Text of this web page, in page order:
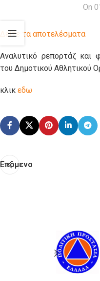
On
Δείτε τα αποτελέσματα
Αναλυτικό ρεπορτάζ και
του Δημοτικού Αθλητικού
κλικ εδω
Επόμενο